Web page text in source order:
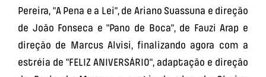
Pereira, "A Pena e a Lei", de Ariano Suassuna e direção
de João Fonseca e "Pano de Boca", de Fauzi Arap e
direção de Marcus Alvisi, finalizando agora com a
estréia de "FELIZ ANIVERSÁRIO", adaptação e direção